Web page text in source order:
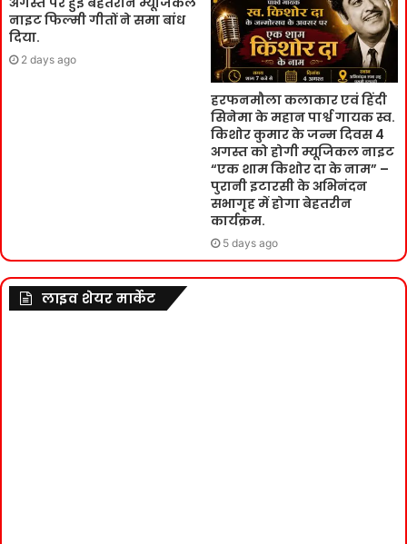
नाइट फिल्मी गीतों ने समा बांध
दिया.
2 days ago
हरफनमौला कलाकार एवं हिंदी
सिनेमा के महान पार्श्व गायक स्व.
किशोर कुमार के जन्म दिवस 4
अगस्त को होगी म्यूजिकल नाइट
“एक शाम किशोर दा के नाम” –
पुरानी इटारसी के अभिनंदन
सभागृह में होगा बेहतरीन
कार्यक्रम.
5 days ago
लाइव शेयर मार्केट